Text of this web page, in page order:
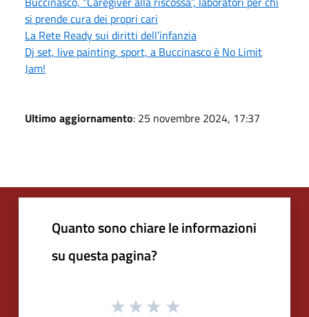
si prende cura dei propri cari
La Rete Ready sui diritti dell’infanzia
Dj set, live painting, sport, a Buccinasco è No Limit
Jam!
Ultimo aggiornamento: 25 novembre 2024, 17:37
Quanto sono chiare le informazioni
su questa pagina?